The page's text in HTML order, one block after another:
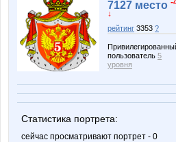
7127 место -
↓
рейтинг 3353 ?
пользователь 5
уровня
Статистика портрета:
сейчас просматривают портрет - 0